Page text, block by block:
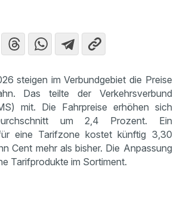
steigen im Verbundgebiet die Preise
Das teilte der Verkehrsverbund
mit. Die Fahrpreise erhöhen sich
um 2,4 Prozent. Ein
eine Tarifzone kostet künftig 3,30
Cent mehr als bisher. Die Anpassung
Tarifprodukte im Sortiment.